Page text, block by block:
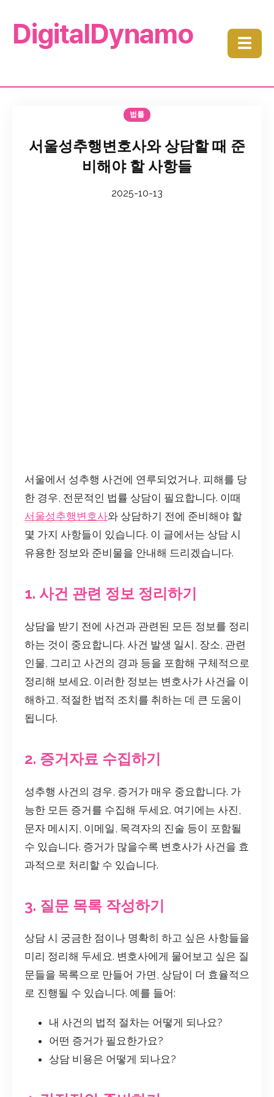
DigitalDynamo ☰
법률
서울성추행변호사와 상담할 때 준
비해야 할 사항들
2025-10-13
서울에서 성추행 사건에 연루되었거나, 피해를 당
한 경우, 전문적인 법률 상담이 필요합니다. 이때
서울성추행변호사와 상담하기 전에 준비해야 할
몇 가지 사항들이 있습니다. 이 글에서는 상담 시
유용한 정보와 준비물을 안내해 드리겠습니다.
1. 사건 관련 정보 정리하기
상담을 받기 전에 사건과 관련된 모든 정보를 정리
하는 것이 중요합니다. 사건 발생 일시, 장소, 관련
인물, 그리고 사건의 경과 등을 포함해 구체적으로
정리해 보세요. 이러한 정보는 변호사가 사건을 이
해하고, 적절한 법적 조치를 취하는 데 큰 도움이
됩니다.
2. 증거자료 수집하기
성추행 사건의 경우, 증거가 매우 중요합니다. 가
능한 모든 증거를 수집해 두세요. 여기에는 사진,
문자 메시지, 이메일, 목격자의 진술 등이 포함될
수 있습니다. 증거가 많을수록 변호사가 사건을 효
과적으로 처리할 수 있습니다.
3. 질문 목록 작성하기
상담 시 궁금한 점이나 명확히 하고 싶은 사항들을
미리 정리해 두세요. 변호사에게 물어보고 싶은 질
문들을 목록으로 만들어 가면, 상담이 더 효율적으
로 진행될 수 있습니다. 예를 들어:
내 사건의 법적 절차는 어떻게 되나요?
어떤 증거가 필요한가요?
상담 비용은 어떻게 되나요?